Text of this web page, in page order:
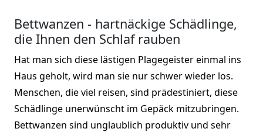
Bettwanzen - hartnäckige Schädlinge,
die Ihnen den Schlaf rauben
Hat man sich diese lästigen Plagegeister einmal ins
Haus geholt, wird man sie nur schwer wieder los.
Menschen, die viel reisen, sind prädestiniert, diese
Schädlinge unerwünscht im Gepäck mitzubringen.
Bettwanzen sind unglaublich produktiv und sehr